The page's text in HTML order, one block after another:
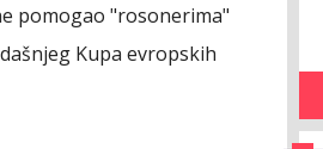
pomogao "rosonerima"
Kupa evropskih